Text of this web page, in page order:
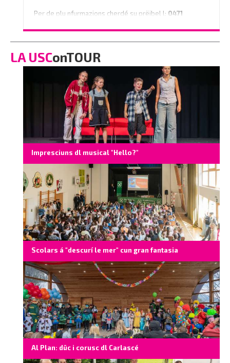
Per de plu nfurmazions cherdé su prëibel l: 0471
o scrì na e-mail a
info@vinaholz.com
LA USConTOUR
Impresciuns dl musical "Hello?"
Scolars á "descurí le mer" cun gran fantasia
Al Plan: düc i corusc dl Carlascé